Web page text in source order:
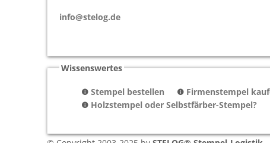
info@stelog.de
Wissenswertes
Stempel bestellen Firmenstempel
Holzstempel oder Selbstfärber-Stempel?